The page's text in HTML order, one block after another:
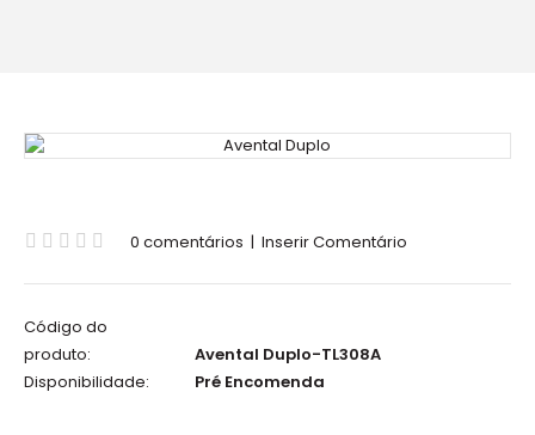
0 comentários | Inserir Comentário
Código do
produto:
Avental Duplo-TL308A
Disponibilidade:
Pré Encomenda